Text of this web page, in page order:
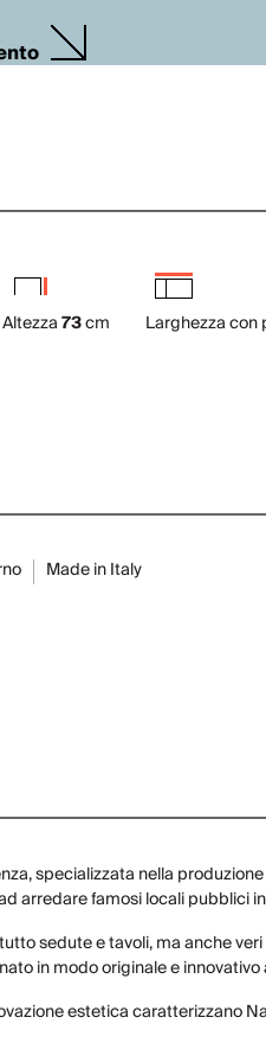
Altezza73cm Larghezza con
Made in Italy
specializzata nella
arredare famosi locali pubblici
sedute e tavoli, ma anche
in modo originale e innovativo
estetica caratterizzano